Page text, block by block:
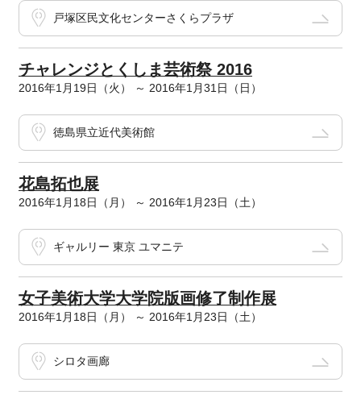
戸塚区民文化センターさくらプラザ
チャレンジとくしま芸術祭 2016
2016年1月19日（火） ～ 2016年1月31日（日）
徳島県立近代美術館
花島拓也展
2016年1月18日（月） ～ 2016年1月23日（土）
ギャルリー 東京 ユマニテ
女子美術大学大学院版画修了制作展
2016年1月18日（月） ～ 2016年1月23日（土）
シロタ画廊